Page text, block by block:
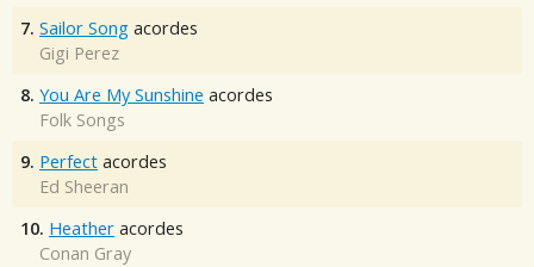
7. Sailor Song acordes
Gigi Perez
8. You Are My Sunshine acordes
Folk Songs
9. Perfect acordes
Ed Sheeran
10. Heather acordes
Conan Gray